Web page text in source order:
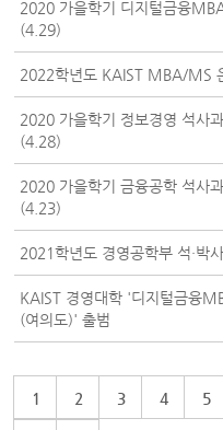
2020 가을학기 디지털금융
(4.29)
2022학년도 KAIST MBA/MS
2020 가을학기 정보경영 석사
(4.28)
2020 가을학기 금융공학 석사
(4.23)
2021학년도 경영공학부 석·박
KAIST 경영대학 '디지털금융
(여의도)' 출범
1 2 3 4 5